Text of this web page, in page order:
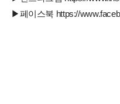
▶페이스북 https://